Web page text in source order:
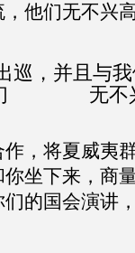
他们无不兴
巡，并且与
们 无不兴
，将夏威夷
坐下来，商
的国会演讲